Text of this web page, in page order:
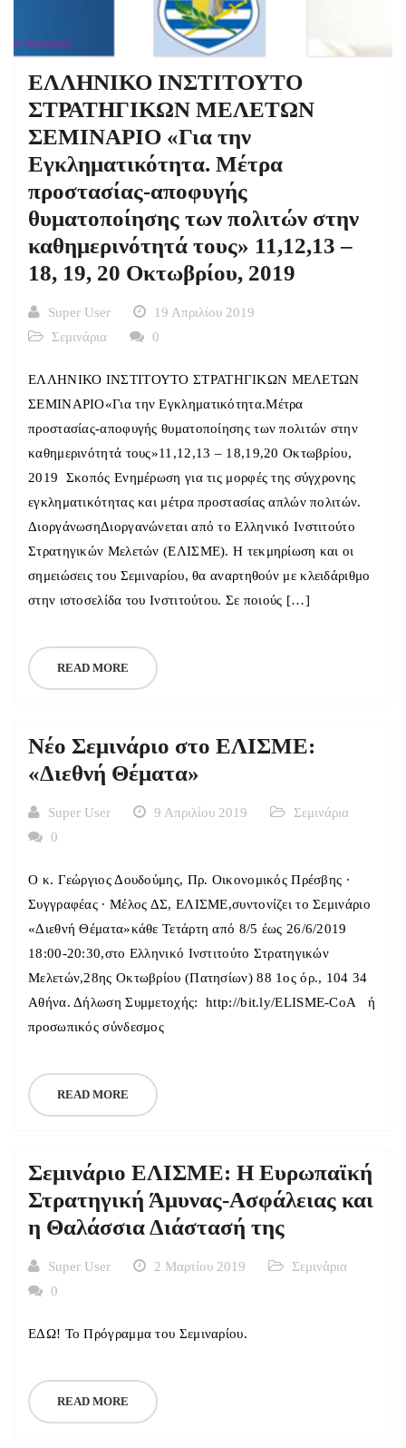
ΕΛΛΗΝΙΚΟ ΙΝΣΤΙΤΟΥΤΟ
ΣΤΡΑΤΗΓΙΚΩΝ ΜΕΛΕΤΩΝ
ΣΕΜΙΝΑΡΙΟ «Για την
Εγκληματικότητα. Μέτρα
προστασίας-αποφυγής
θυματοποίησης των πολιτών στην
καθημερινότητά τους» 11,12,13 –
18, 19, 20 Οκτωβρίου, 2019
Super User
19 Απριλίου 2019
Σεμινάρια
0
ΕΛΛΗΝΙΚΟ ΙΝΣΤΙΤΟΥΤΟ ΣΤΡΑΤΗΓΙΚΩΝ ΜΕΛΕΤΩΝ
ΣΕΜΙΝΑΡΙΟ«Για την Εγκληματικότητα.Μέτρα
προστασίας-αποφυγής θυματοποίησης των πολιτών στην
καθημερινότητά τους»11,12,13 – 18,19,20 Οκτωβρίου,
2019 Σκοπός Ενημέρωση για τις μορφές της σύγχρονης
εγκληματικότητας και μέτρα προστασίας απλών πολιτών.
ΔιοργάνωσηΔιοργανώνεται από το Ελληνικό Ινστιτούτο
Στρατηγικών Μελετών (ΕΛΙΣΜΕ). Η τεκμηρίωση και οι
σημειώσεις του Σεμιναρίου, θα αναρτηθούν με κλειδάριθμο
στην ιστοσελίδα του Ινστιτούτου. Σε ποιούς […]
READ MORE
Νέο Σεμινάριο στο ΕΛΙΣΜΕ:
«Διεθνή Θέματα»
Super User 9 Απριλίου 2019
Σεμινάρια
0
Ο κ. Γεώργιος Δουδούμης, Πρ. Οικονομικός Πρέσβης ·
Συγγραφέας · Μέλος ΔΣ, ΕΛΙΣΜΕ,συντονίζει το Σεμινάριο
«Διεθνή Θέματα»κάθε Τετάρτη από 8/5 έως 26/6/2019
18:00-20:30,στο Ελληνικό Ινστιτούτο Στρατηγικών
Μελετών,28ης Οκτωβρίου (Πατησίων) 88 1ος όρ., 104 34
Αθήνα. Δήλωση Συμμετοχής: http://bit.ly/ELISME-CoA ή
προσωπικός σύνδεσμος
READ MORE
Σεμινάριο ΕΛΙΣΜΕ: Η Ευρωπαϊκή
Στρατηγική Άμυνας-Ασφάλειας και
η Θαλάσσια Διάστασή της
Super User 2 Μαρτίου 2019
Σεμινάρια
0
ΕΔΩ! Το Πρόγραμμα του Σεμιναρίου.
READ MORE